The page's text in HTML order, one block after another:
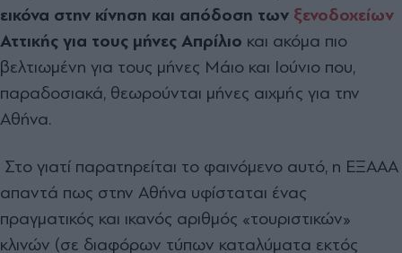
εικόνα στην κίνηση και απόδοση των ξενοδοχείων
Αττικής για τους μήνες Απρίλιο και ακόμα πιο
βελτιωμένη για τους μήνες Μάιο και Ιούνιο που,
παραδοσιακά, θεωρούνται μήνες αιχμής για την
Αθήνα.
Στο γιατί παρατηρείται το φαινόμενο αυτό, η ΕΞΑΑΑ
απαντά πως στην Αθήνα υφίσταται ένας
πραγματικός και ικανός αριθμός «τουριστικών»
κλινών (σε διαφόρων τύπων καταλύματα εκτός